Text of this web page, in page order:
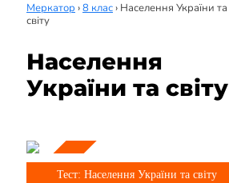
Меркатор ›8 клас› Населення України та
світу
Населення
України та світу
Тема 8 клас
Тест: Населення України та світу